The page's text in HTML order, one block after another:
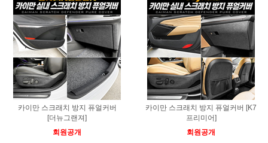
카이만 스크래치 방지 퓨얼커버
[더뉴그랜져]
회원공개
카이만 스크래치 방지 퓨얼커버 [K7
프리미어]
회원공개